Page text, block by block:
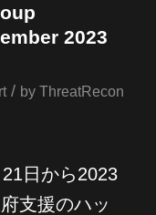
2023
/ by ThreatRecon
日から2023
支援のハッ